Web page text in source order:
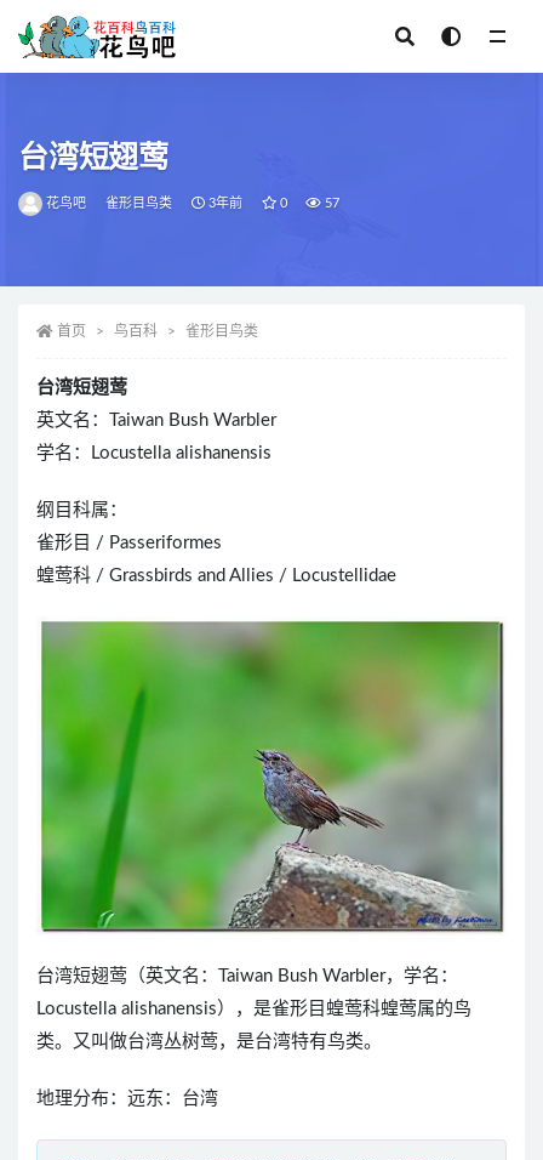
台湾短翅莺
花鸟吧 雀形目鸟类 3年前 0 57
首页 鸟百科 雀形目鸟类
台湾短翅莺
英文名：Taiwan Bush Warbler
学名：Locustella alishanensis
纲目科属：
雀形目 / Passeriformes
蝗莺科 / Grassbirds and Allies / Locustellidae
台湾短翅莺（英文名：Taiwan Bush Warbler，学名：
Locustella alishanensis），是雀形目蝗莺科蝗莺属的鸟
类。又叫做台湾丛树莺，是台湾特有鸟类。
地理分布：远东：台湾